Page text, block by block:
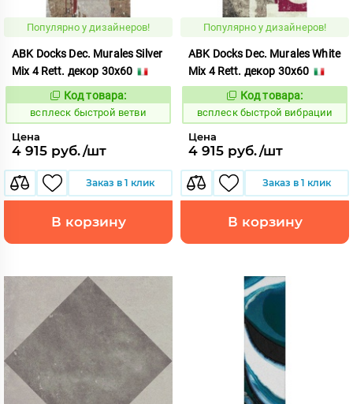
Популярно у дизайнеров!
ABK Docks Dec. Murales Silver
Mix 4 Rett. декор 30x60
235384
Код товара:
всплеск быстрой ветви
Цена
4 915 руб./шт
Заказ в 1 клик
В корзину
Популярно у дизайнеров!
ABK Docks Dec. Murales White
Mix 4 Rett. декор 30x60
235385
Код товара:
всплеск быстрой вибрации
Цена
4 915 руб./шт
Заказ в 1 клик
В корзину